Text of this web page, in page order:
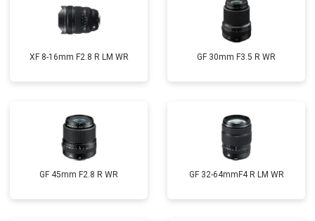
XF 8-16mm F2.8 R LM WR GF 30mm F3.5 R WR
GF 45mm F2.8 R WR GF 32-64mmF4 R LM WR